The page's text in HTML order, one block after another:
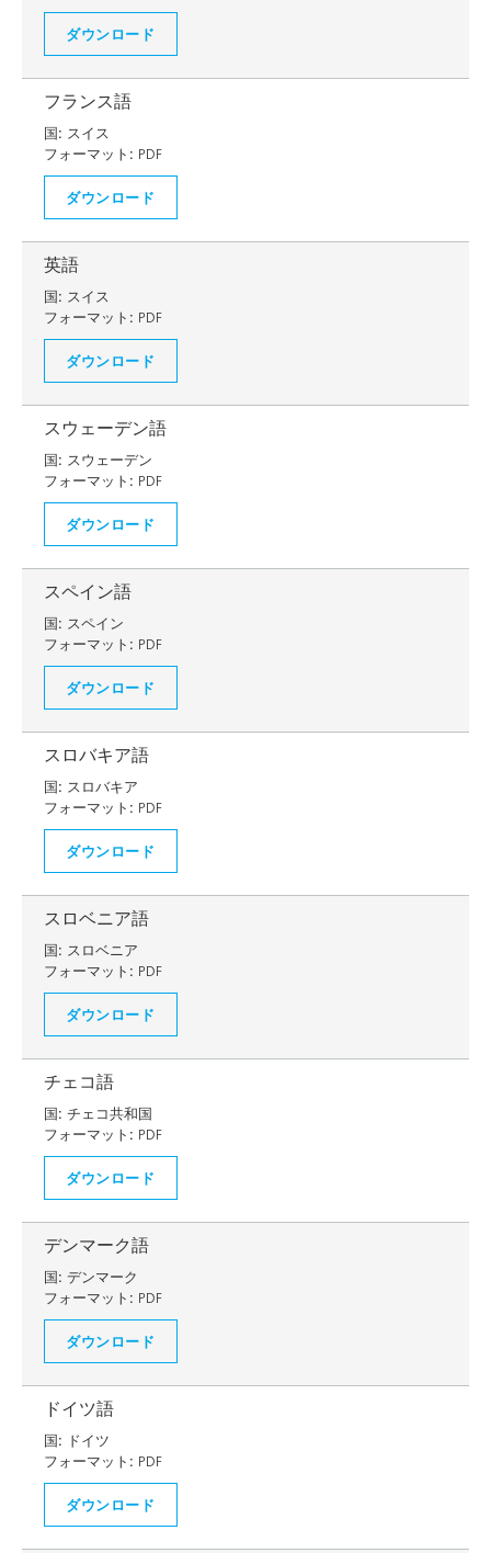
ダウンロード
フランス語
国: スイス
フォーマット: PDF
ダウンロード
英語
国: スイス
フォーマット: PDF
ダウンロード
スウェーデン語
国: スウェーデン
フォーマット: PDF
ダウンロード
スペイン語
国: スペイン
フォーマット: PDF
ダウンロード
スロバキア語
国: スロバキア
フォーマット: PDF
ダウンロード
スロベニア語
国: スロベニア
フォーマット: PDF
ダウンロード
チェコ語
国: チェコ共和国
フォーマット: PDF
ダウンロード
デンマーク語
国: デンマーク
フォーマット: PDF
ダウンロード
ドイツ語
国: ドイツ
フォーマット: PDF
ダウンロード